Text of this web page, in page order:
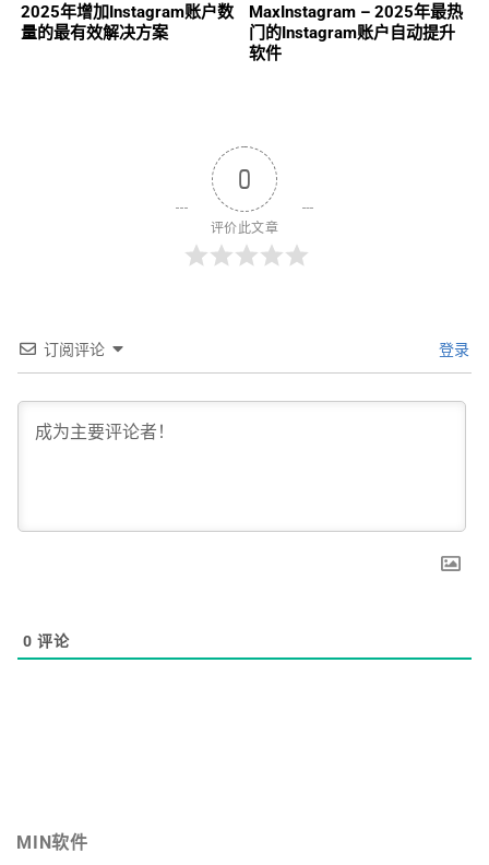
2025年增加Instagram账户数
量的最有效解决方案
MaxInstagram – 2025年最热
门的Instagram账户自动提升
软件
0
评价此文章
订阅评论 登录
0 评论
MIN软件